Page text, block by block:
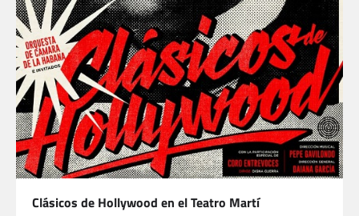
Clásicos de Hollywood en el Teatro Martí